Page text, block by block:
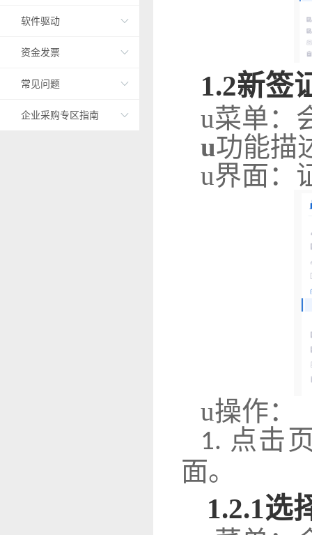
软件驱动
资金发票
常见问题
企业采购专区指南
1.2新签
u菜单：
u功能描
u界面：
u操作：
1. 点击
面。
1.2.1选